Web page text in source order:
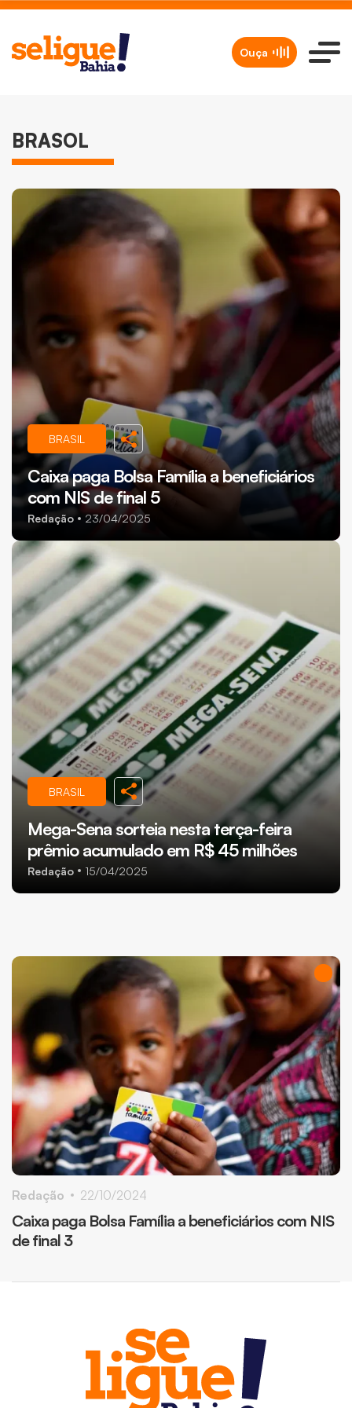
Ouça
BRASOL
BRASIL
Caixa paga Bolsa Família a beneficiários
com NIS de final 5
Redação 23/04/2025
BRASIL
Mega-Sena sorteia nesta terça-feira
prêmio acumulado em R$ 45 milhões
Redação 15/04/2025
Caixa paga Bolsa Família a beneficiários com NIS
de final 3
Redação 22/10/2024